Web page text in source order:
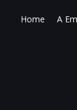
Home A